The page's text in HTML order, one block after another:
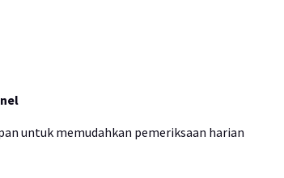
untuk memudahkan pemeriksaan harian